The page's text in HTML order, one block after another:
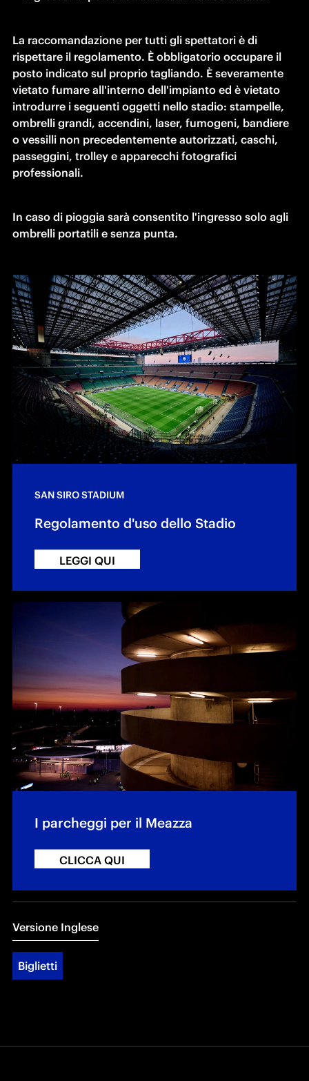
La raccomandazione per tutti gli spettatori è di
rispettare il regolamento. È obbligatorio occupare il
posto indicato sul proprio tagliando. È severamente
vietato fumare all'interno dell'impianto ed è vietato
introdurre i seguenti oggetti nello stadio: stampelle,
ombrelli grandi, accendini, laser, fumogeni, bandiere
o vessilli non precedentemente autorizzati, caschi,
passeggini, trolley e apparecchi fotografici
professionali.
In caso di pioggia sarà consentito l'ingresso solo agli
ombrelli portatili e senza punta.
SAN SIRO STADIUM
Regolamento d'uso dello Stadio
LEGGI QUI
I parcheggi per il Meazza
CLICCA QUI
Versione Inglese
Biglietti